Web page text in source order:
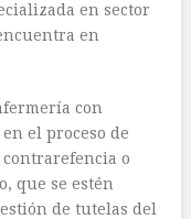
en sector
en
con
el proceso de
o
que se estén
de tutelas del